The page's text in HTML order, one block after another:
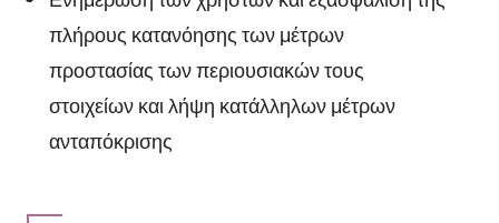
πλήρους κατανόησης των μέτρων
προστασίας των περιουσιακών τους
στοιχείων και λήψη κατάλληλων μέτρων
ανταπόκρισης